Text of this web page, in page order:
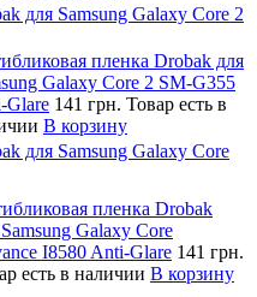
для Samsung Galaxy Core 2
пленка Drobak для
Galaxy Core 2 SM-G355
Glare 141 грн. Товар есть в
В корзину
для Samsung Galaxy Core
пленка Drobak
Galaxy Core
I8580 Anti-Glare 141 грн.
есть в наличии В корзину